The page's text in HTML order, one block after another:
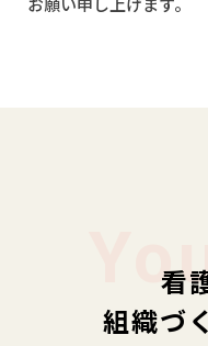
お願い申し上げます。
看
組織づ